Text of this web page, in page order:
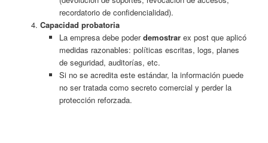
recordatorio de confidencialidad).
Capacidad probatoria
La empresa debe poderdemostrar ex post que aplicó
medidas razonables: políticas escritas, logs, planes
de seguridad, auditorías, etc.
Si no se acredita este estándar, la información puede
no ser tratada como secreto comercial y perder la
protección reforzada.